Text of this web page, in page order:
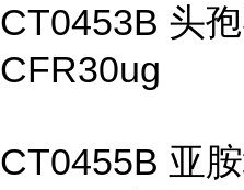
CT0453B 头
CFR30ug
CT0455B 亚